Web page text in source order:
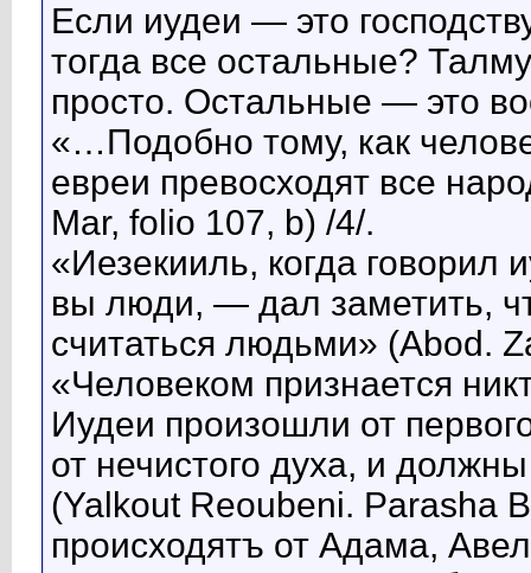
Если иудеи — это
тогда все остальные?
просто. Остальные — это
«…Подобно тому, как
евреи превосходят все
Mar, folio 107, b) /4/.
«Иезекииль, когда
вы люди, — дал заметить,
считаться людьми» (Abod.
«Человеком признается
Иудеи произошли от
от нечистого духа, и
(Yalkout Reoubeni. Parasha
происходятъ от Адама,